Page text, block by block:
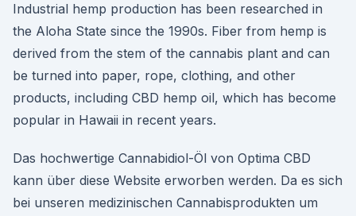
Industrial hemp production has been researched in
the Aloha State since the 1990s. Fiber from hemp is
derived from the stem of the cannabis plant and can
be turned into paper, rope, clothing, and other
products, including CBD hemp oil, which has become
popular in Hawaii in recent years.
Das hochwertige Cannabidiol-Öl von Optima CBD
kann über diese Website erworben werden. Da es sich
bei unseren medizinischen Cannabisprodukten um